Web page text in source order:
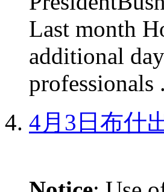
Last month
additional
professionals
4月3日布什